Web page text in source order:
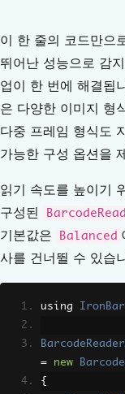
이 한 줄의 코드만으
뛰어난 성능으로 감
업이 한 번에 해결됩
은 다양한 이미지 형
다중 프레임 형식도
가능한 구성 옵션을
읽기 속도를 높이기
구성된
기본값은
Balanced
사를 건너뛸 수 있습
using
=
new
{